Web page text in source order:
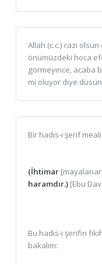
Allah (c.c.) razi
önümüzdeki hoca
görmeyince, acaba
mi oluyor diye
Bir hadis-i şerif
(İhtimar
haramdır.) [Ebu
Bu hadis-i şerifin
bakalım: